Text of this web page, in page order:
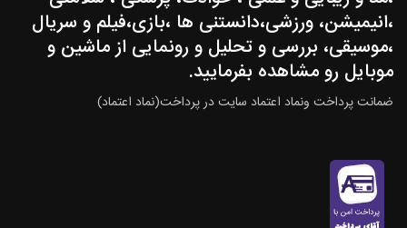
،انیمیشن، ورزشی،دانستنی ها ،بازی،فیلم و سریال
،موسیقی، بررسی و تحلیل و رونمایی از ماشین و
موبایل رو مشاهده بفرمایید.
ضمانت پرداخت ونماد اعتماد سایت در پرداخت(نماد اعتماد)